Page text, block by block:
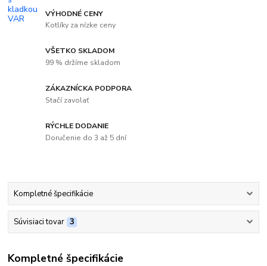
VÝHODNÉ CENY
Kotlíky za nízke ceny
VŠETKO SKLADOM
99 % držíme skladom
ZÁKAZNÍCKA PODPORA
Stačí zavolať
RÝCHLE DODANIE
Doručenie do 3 až 5 dní
Kompletné špecifikácie
Súvisiaci tovar 3
Kompletné špecifikácie